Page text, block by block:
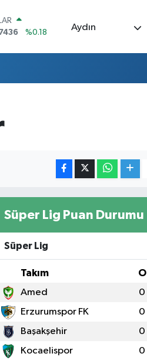
%0.18
Aydın
Süper Lig Puan Durumu
Süper Lig
Takım O
Amed 0
Erzurumspor FK 0
Başakşehir 0
Kocaelispor 0